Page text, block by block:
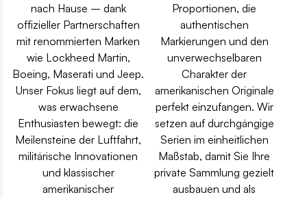
nach Hause – dank
offizieller Partnerschaften
mit renommierten Marken
wie Lockheed Martin,
Boeing, Maserati und Jeep.
Unser Fokus liegt auf dem,
was erwachsene
Enthusiasten bewegt: die
Meilensteine der Luftfahrt,
militärische Innovationen
und klassischer
amerikanischer
Proportionen, die
authentischen
Markierungen und den
unverwechselbaren
Charakter der
amerikanischen Originale
perfekt einzufangen. Wir
setzen auf durchgängige
Serien im einheitlichen
Maßstab, damit Sie Ihre
private Sammlung gezielt
ausbauen und als